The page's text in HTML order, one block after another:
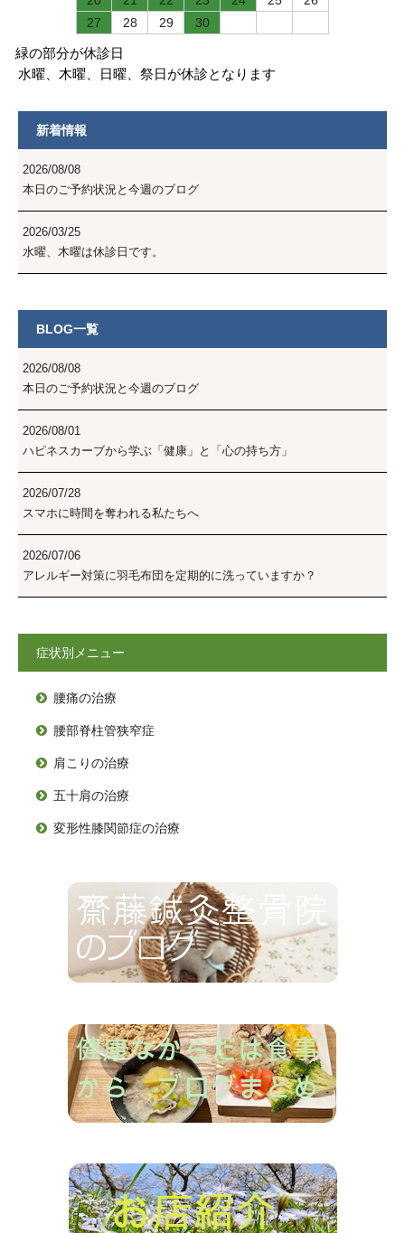
27
28 29 30
緑の部分が休診日
水曜、木曜、日曜、祭日が休診となります
新着情報
2026/08/08
本日のご予約状況と今週のブログ
2026/03/25
水曜、木曜は休診日です。
BLOG一覧
2026/08/08
本日のご予約状況と今週のブログ
2026/08/01
ハピネスカーブから学ぶ「健康」と「心の持ち方」
2026/07/28
スマホに時間を奪われる私たちへ
2026/07/06
アレルギー対策に羽毛布団を定期的に洗っていますか？
症状別メニュー
 腰痛の治療
 腰部脊柱管狭窄症
 肩こりの治療
 五十肩の治療
 変形性膝関節症の治療